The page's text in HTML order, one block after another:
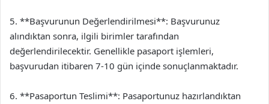
5. **Başvurunun Değerlendirilmesi**: Başvurunuz
alındıktan sonra, ilgili birimler tarafından
değerlendirilecektir. Genellikle pasaport işlemleri,
başvurudan itibaren 7-10 gün içinde sonuçlanmaktadır.
6. **Pasaportun Teslimi**: Pasaportunuz hazırlandıktan